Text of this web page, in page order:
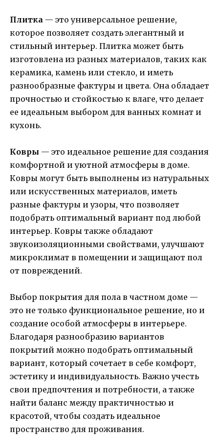
Плитка — это универсальное решение,
которое позволяет создать элегантный и
стильный интерьер. Плитка может быть
изготовлена из разных материалов, таких как
керамика, камень или стекло, и иметь
разнообразные фактуры и цвета. Она обладает
прочностью и стойкостью к влаге, что делает
ее идеальным выбором для ванных комнат и
кухонь.
Ковры — это идеальное решение для создания
комфортной и уютной атмосферы в доме.
Ковры могут быть выполнены из натуральных
или искусственных материалов, иметь
разные фактуры и узоры, что позволяет
подобрать оптимальный вариант под любой
интерьер. Ковры также обладают
звукоизоляционными свойствами, улучшают
микроклимат в помещении и защищают пол
от повреждений.
Выбор покрытия для пола в частном доме —
это не только функциональное решение, но и
создание особой атмосферы в интерьере.
Благодаря разнообразию вариантов
покрытий можно подобрать оптимальный
вариант, который сочетает в себе комфорт,
эстетику и индивидуальность. Важно учесть
свои предпочтения и потребности, а также
найти баланс между практичностью и
красотой, чтобы создать идеальное
пространство для проживания.